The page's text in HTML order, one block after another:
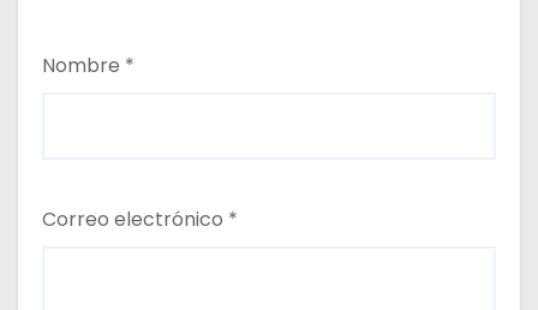
Nombre *
Correo electrónico *